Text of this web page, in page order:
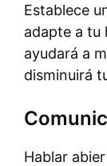
Establece
adapte a tu
ayudará a
disminuirá
Hablar